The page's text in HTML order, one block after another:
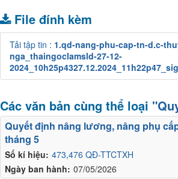
File đính kèm
Tải tập tin : 1.qd-nang-phu-cap-tn-d.c-
nga_thaingoclamsld-27-12-
Các văn bản cùng thể loại
Số kí hiệu: 473,476 QĐ-TTCTXH
Ngày ban hành: 07/05/2026
Quyết định nâng lương, nâng phụ
tháng 5